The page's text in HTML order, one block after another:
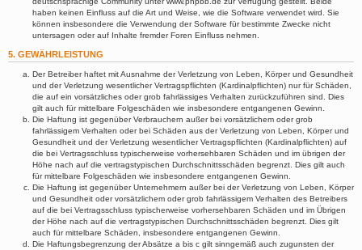
haben keinen Einfluss auf die Art und Weise, wie die Software verwendet wird. Sie
können insbesondere die Verwendung der Software für bestimmte Zwecke nicht
untersagen oder auf Inhalte fremder Foren Einfluss nehmen.
5. GEWÄHRLEISTUNG
Der Betreiber haftet mit Ausnahme der Verletzung von Leben, Körper und Gesundheit
und der Verletzung wesentlicher Vertragspflichten (Kardinalpflichten) nur für Schäden,
die auf ein vorsätzliches oder grob fahrlässiges Verhalten zurückzuführen sind. Dies
gilt auch für mittelbare Folgeschäden wie insbesondere entgangenen Gewinn.
Die Haftung ist gegenüber Verbrauchern außer bei vorsätzlichem oder grob
fahrlässigem Verhalten oder bei Schäden aus der Verletzung von Leben, Körper und
Gesundheit und der Verletzung wesentlicher Vertragspflichten (Kardinalpflichten) auf
die bei Vertragsschluss typischerweise vorhersehbaren Schäden und im übrigen der
Höhe nach auf die vertragstypischen Durchschnittsschäden begrenzt. Dies gilt auch
für mittelbare Folgeschäden wie insbesondere entgangenen Gewinn.
Die Haftung ist gegenüber Unternehmern außer bei der Verletzung von Leben, Körper
und Gesundheit oder vorsätzlichem oder grob fahrlässigem Verhalten des Betreibers
auf die bei Vertragsschluss typischerweise vorhersehbaren Schäden und im Übrigen
der Höhe nach auf die vertragstypischen Durchschnittsschäden begrenzt. Dies gilt
auch für mittelbare Schäden, insbesondere entgangenen Gewinn.
Die Haftungsbegrenzung der Absätze a bis c gilt sinngemäß auch zugunsten der